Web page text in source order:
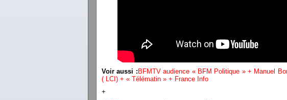
Voir aussi : BFMTV audience « BFM Politique » + Manuel
( LCI) + « Télématin » + France Info
+